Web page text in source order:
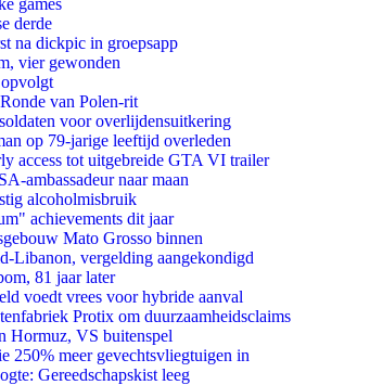
games
derde
na dickpic in groepsapp
vier gewonden
van Polen-rit
voor overlijdensuitkering
op 79-jarige leeftijd overleden
access tot uitgebreide GTA VI trailer
ambassadeur naar maan
alcoholmisbruik
achievements dit jaar
Mato Grosso binnen
Libanon, vergelding aangekondigd
81 jaar later
voedt vrees voor hybride aanval
Protix om duurzaamheidsclaims
Hormuz, VS buitenspel
250% meer gevechtsvliegtuigen in
Gereedschapskist leeg